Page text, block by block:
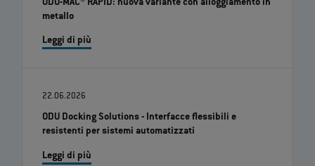
ODU-MAC® RAPID: nuova variante con alloggiamento in
metallo
Leggi di più
22.06.2026
ODU Docking Solutions - Interfacce flessibili e
resistenti per sistemi automatizzati
Leggi di più